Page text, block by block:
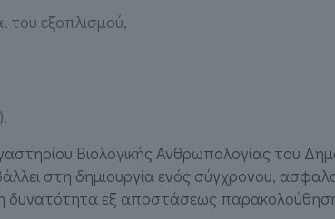
του εξοπλισμού,
Βιολογικής Ανθρωπολογίας του
στη δημιουργία ενός σύγχρονου,
δυνατότητα εξ αποστάσεως